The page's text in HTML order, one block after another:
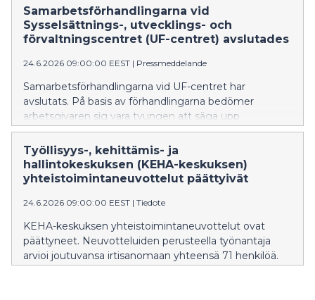
jobseekers, while 416,200 people were included in the
broad measure of unemployment. The figures are
based on the Employment Bulletin published by the
(KEHA Centre).
Samarbetsförhandlingarna vid
Sysselsättnings-, utvecklings- och
förvaltningscentret (UF-centret) avslutades
24.6.2026 09:00:00 EEST | Pressmeddelande
Samarbetsförhandlingarna vid UF-centret har
avslutats. På basis av förhandlingarna bedömer
arbetsgivaren sig vara tvungen att säga upp
sammanlagt 71 personer.
Työllisyys-, kehittämis- ja
hallintokeskuksen (KEHA-keskuksen)
yhteistoimintaneuvottelut päättyivät
24.6.2026 09:00:00 EEST | Tiedote
KEHA-keskuksen yhteistoimintaneuvottelut ovat
päättyneet. Neuvotteluiden perusteella työnantaja
arvioi joutuvansa irtisanomaan yhteensä 71 henkilöä.